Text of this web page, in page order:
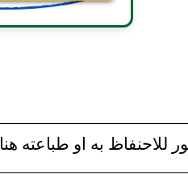
للاحنفاظ به او طباعته هنا